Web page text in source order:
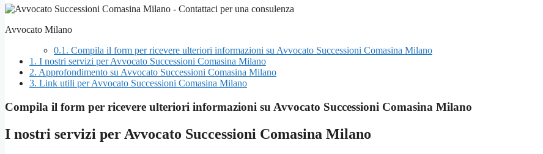
Avvocato Milano
0.1. Compila il form per ricevere ulteriori informazioni su Avvocato Successioni Comasina Milano
1. I nostri servizi per Avvocato Successioni Comasina Milano
2. Approfondimento su Avvocato Successioni Comasina Milano
3. Link utili per Avvocato Successioni Comasina Milano
Compila il form per ricevere ulteriori informazioni su Avvocato Successioni Comasina Milano
I nostri servizi per Avvocato Successioni Comasina Milano